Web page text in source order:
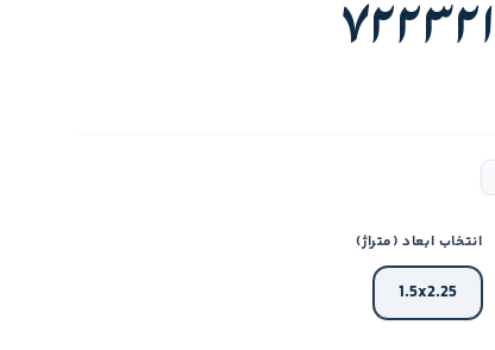
انتخاب ابعاد (متراژ)
1.5x2.25